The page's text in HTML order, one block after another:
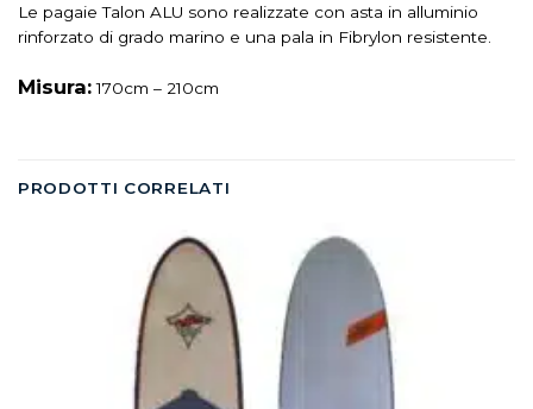
Le pagaie Talon ALU sono realizzate con asta in alluminio
rinforzato di grado marino e una pala in Fibrylon resistente.
Misura: 170cm – 210cm
PRODOTTI CORRELATI